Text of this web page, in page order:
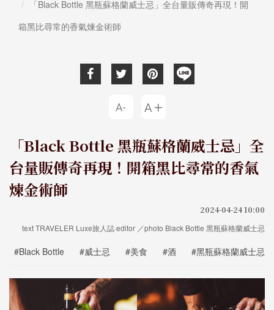
「Black Bottle 黑瓶蘇格蘭威士忌」全台量販傳奇再現！開
箱黑比尋常的香氣煉金術師
「Black Bottle 黑瓶蘇格蘭威士忌」全
台量販傳奇再現！開箱黑比尋常的香氣
煉金術師
2024-04-24 10:00
text TRAVELER Luxe旅人誌·editor ／photo Black Bottle 黑瓶蘇格蘭威士忌
#Black Bottle #威士忌 #美食 #酒 #黑瓶蘇格蘭威士忌